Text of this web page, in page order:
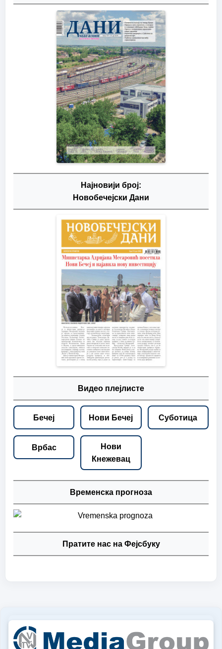
Најновији број:
Новобечејски Дани
Видео плејлисте
Бечеј Нови Бечеј Суботица
Врбас
Нови
Кнежевац
Временска прогноза
Пратите нас на Фејсбуку